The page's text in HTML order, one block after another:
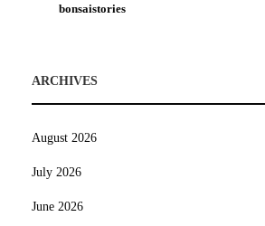
bonsaistories
ARCHIVES
August 2026
July 2026
June 2026